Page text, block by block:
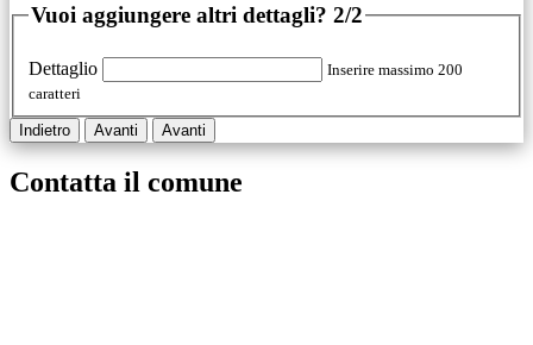
Vuoi aggiungere altri dettagli? 2/2
Dettaglio
Inserire massimo 200
caratteri
Indietro Avanti Avanti
Contatta il comune